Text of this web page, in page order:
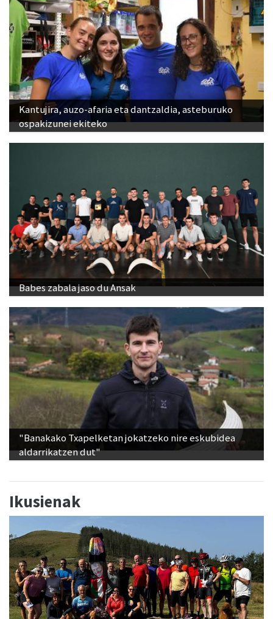
Kantujira, auzo-afaria eta dantzaldia, asteburuko
ospakizunei ekiteko
Babes zabala jaso du Ansak
"Banakako Txapelketan jokatzeko nire eskubidea
aldarrikatzen dut"
Ikusienak